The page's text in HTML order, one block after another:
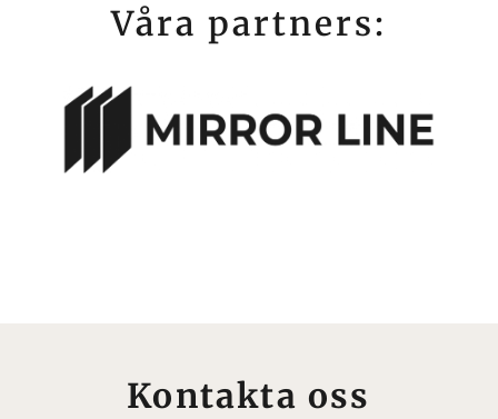
Våra partners:
Kontakta oss